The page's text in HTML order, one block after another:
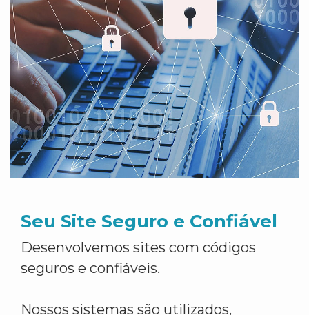
Seu Site Seguro e Confiável
Desenvolvemos sites com códigos
seguros e confiáveis.
Nossos sistemas são utilizados,